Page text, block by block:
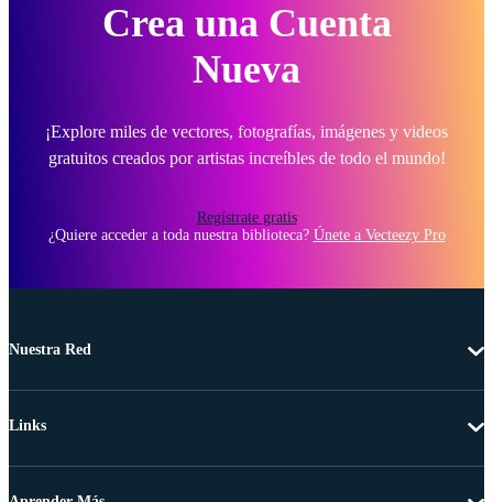
Crea una Cuenta
Nueva
¡Explore miles de vectores, fotografías, imágenes y videos
gratuitos creados por artistas increíbles de todo el mundo!
Regístrate gratis
¿Quiere acceder a toda nuestra biblioteca? Únete a Vecteezy Pro
Nuestra Red
Links